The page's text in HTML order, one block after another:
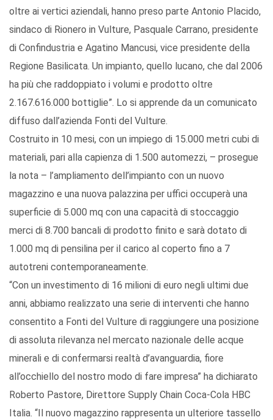
oltre ai vertici aziendali, hanno preso parte Antonio Placido,
sindaco di Rionero in Vulture, Pasquale Carrano, presidente
di Confindustria e Agatino Mancusi, vice presidente della
Regione Basilicata. Un impianto, quello lucano, che dal 2006
ha più che raddoppiato i volumi e prodotto oltre
2.167.616.000 bottiglie”. Lo si apprende da un comunicato
diffuso dall’azienda Fonti del Vulture.
Costruito in 10 mesi, con un impiego di 15.000 metri cubi di
materiali, pari alla capienza di 1.500 automezzi, – prosegue
la nota – l’ampliamento dell’impianto con un nuovo
magazzino e una nuova palazzina per uffici occuperà una
superficie di 5.000 mq con una capacità di stoccaggio
merci di 8.700 bancali di prodotto finito e sarà dotato di
1.000 mq di pensilina per il carico al coperto fino a 7
autotreni contemporaneamente.
“Con un investimento di 16 milioni di euro negli ultimi due
anni, abbiamo realizzato una serie di interventi che hanno
consentito a Fonti del Vulture di raggiungere una posizione
di assoluta rilevanza nel mercato nazionale delle acque
minerali e di confermarsi realtà d’avanguardia, fiore
all’occhiello del nostro modo di fare impresa” ha dichiarato
Roberto Pastore, Direttore Supply Chain Coca-Cola HBC
Italia. “Il nuovo magazzino rappresenta un ulteriore tassello